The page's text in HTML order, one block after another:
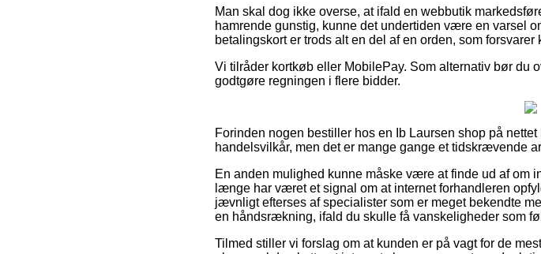
Man skal dog ikke overse, at ifald en webbutik
hamrende gunstig, kunne det undertiden være en varsel
betalingskort er trods alt en del af en orden, som
Vi tilråder kortkøb eller MobilePay. Som alternativ bør du
godtgøre regningen i flere bidder.
Forinden nogen bestiller hos en Ib Laursen shop på
handelsvilkår, men det er mange gange et tidskrævende
En anden mulighed kunne måske være at finde ud af om
længe har været et signal om at internet forhandleren
jævnligt efterses af specialister som er meget bekendte
en håndsrækning, ifald du skulle få vanskeligheder som
Tilmed stiller vi forslag om at kunden er på vagt for de